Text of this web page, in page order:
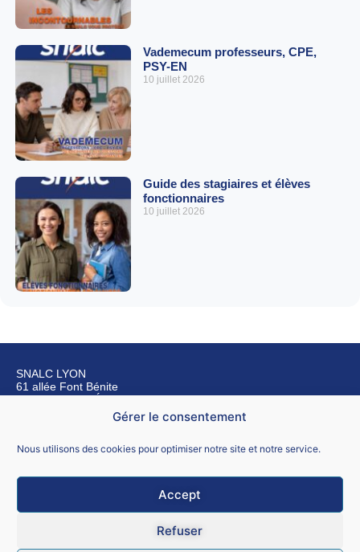
Gérer le consentement
Nous utilisons des cookies pour optimiser notre site et notre service.
Accept
Refuser
Vademecum professeurs, CPE,
PSY-EN
10 juillet 2026
Guide des stagiaires et élèves
fonctionnaires
10 juillet 2026
SNALC LYON
61 allée Font Bénite
42155 SAINT LÉGER SUR ROANNE